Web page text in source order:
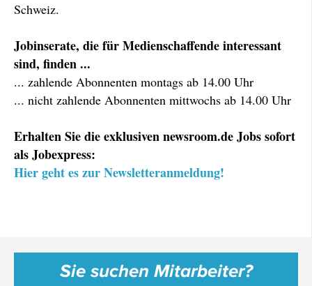
Schweiz.
Jobinserate, die für Medienschaffende interessant
sind, finden ...
... zahlende Abonnenten montags ab 14.00 Uhr
... nicht zahlende Abonnenten mittwochs ab 14.00 Uhr
Erhalten Sie die exklusiven newsroom.de Jobs sofort
als Jobexpress:
Hier geht es zur Newsletteranmeldung!
Sie suchen Mitarbeiter?